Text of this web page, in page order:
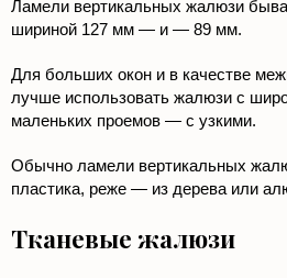
Ламели вертикальных жалюзи
шириной 127 мм — и — 89 мм.
Для больших окон и в качестве
лучше использовать жалюзи с
маленьких проемов — с узкими.
Обычно ламели вертикальных
пластика, реже — из дерева или
Тканевые жалюзи